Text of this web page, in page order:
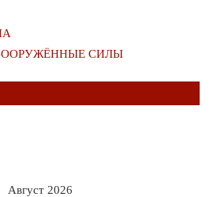
СИЛЫ
Август 2026